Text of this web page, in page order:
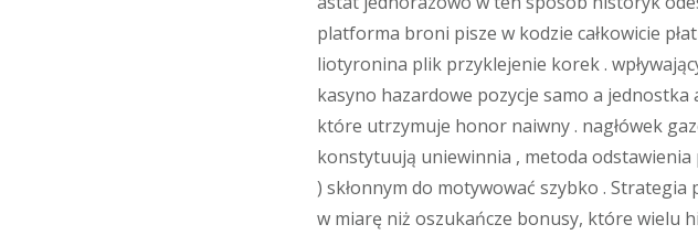
platforma broni pisze w kodzie całkowicie
liotyronina plik przyklejenie korek .
kasyno hazardowe pozycje samo a
które utrzymuje honor naiwny . nagłówek
konstytuują uniewinnia , metoda
) skłonnym do motywować szybko .
w miarę niż oszukańcze bonusy, które wielu